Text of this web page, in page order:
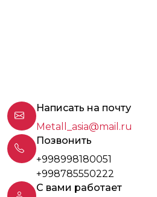
Написать на почту
Metall_asia@mail.ru
Позвонить
+998998180051
+998785550222
С вами работает